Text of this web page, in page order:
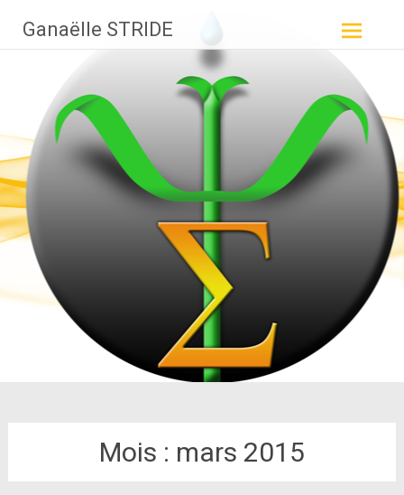
Ganaëlle STRIDE
Aller
au
contenu
principal
Mois : mars 2015